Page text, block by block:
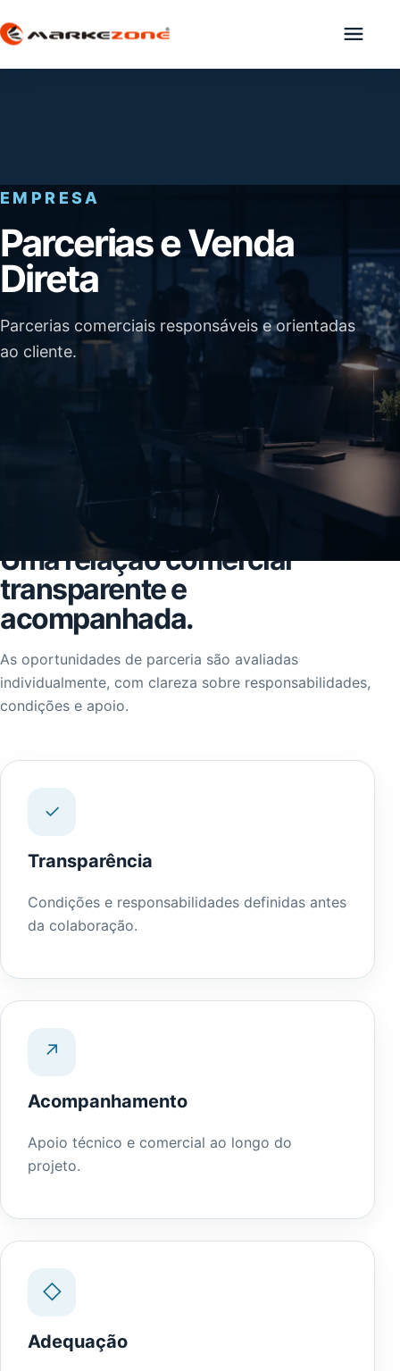
Abrir
EMPRESA
Parcerias e Venda
Direta
Parcerias comerciais responsáveis e orientadas
ao cliente.
SOLUÇÃO MARKEZONE
Uma relação comercial
transparente e
acompanhada.
As oportunidades de parceria são avaliadas
individualmente, com clareza sobre responsabilidades,
condições e apoio.
✓
Transparência
Condições e responsabilidades definidas antes
da colaboração.
↗
Acompanhamento
Apoio técnico e comercial ao longo do
projeto.
◇
Adequação